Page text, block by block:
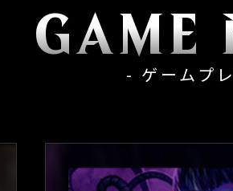
GAME
- ゲームプ